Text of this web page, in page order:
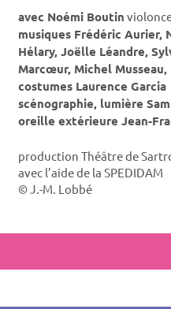
avec Noémi Boutin
musiques Frédéric Aurier,
Hélary, Joëlle Léandre,
Marcœur, Michel Musseau,
costumes Laurence Garcia
scénographie, lumière
oreille extérieure Jean-
production Théâtre de
avec l’aide de la SPEDIDAM
© J.-M. Lobbé